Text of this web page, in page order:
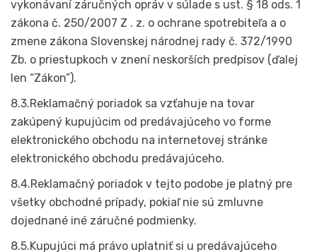
vykonávaní záručných opráv v súlade s ust. § 18 ods. 1
zákona č. 250/2007 Z . z. o ochrane spotrebiteľa a o
zmene zákona Slovenskej národnej rady č. 372/1990
Zb. o priestupkoch v znení neskorších predpisov (ďalej
len “Zákon”).
8.3.Reklamačný poriadok sa vzťahuje na tovar
zakúpený kupujúcim od predávajúceho vo forme
elektronického obchodu na internetovej stránke
elektronického obchodu predávajúceho.
8.4.Reklamačný poriadok v tejto podobe je platný pre
všetky obchodné prípady, pokiaľ nie sú zmluvne
dojednané iné záručné podmienky.
8.5.Kupujúci má právo uplatniť si u predávajúceho